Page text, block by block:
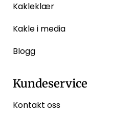
Kakleklær
Kakle i media
Blogg
Kundeservice
Kontakt oss